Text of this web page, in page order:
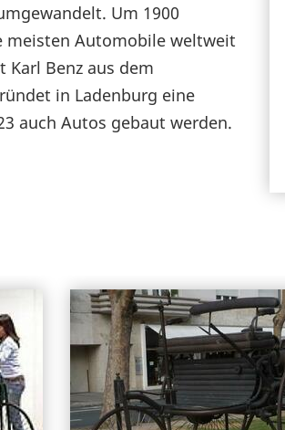
Um 1900
meisten Automobile weltweit
Karl Benz aus dem
in Ladenburg eine
auch Autos gebaut werden.